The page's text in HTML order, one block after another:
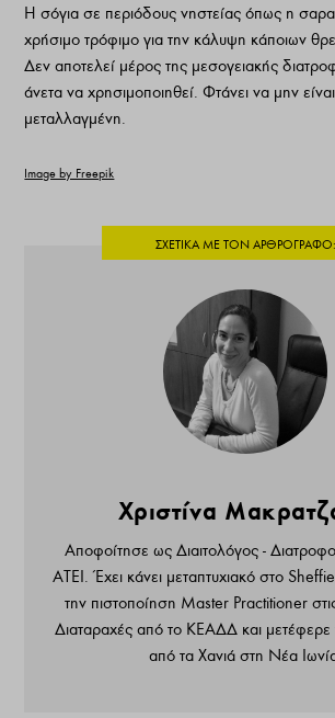
Η σόγια σε περιόδους νηστείας όπως η
χρήσιμο τρόφιμο για την κάλυψη κάποιων
Δεν αποτελεί μέρος της μεσογειακής
άνετα να χρησιμοποιηθεί. Φτάνει να μην
μεταλλαγμένη.
Image by Freepik
Χριστίνα
Αποφοίτησε ως Διαιτολόγος -
ΑΤΕΙ. Έχει κάνει μεταπτυχιακό στο
την πιστοποίηση Master Practitioner
Διαταραχές από το ΚΕΑΔΔ και μετέφερε
από τα Χανιά στη Νέα